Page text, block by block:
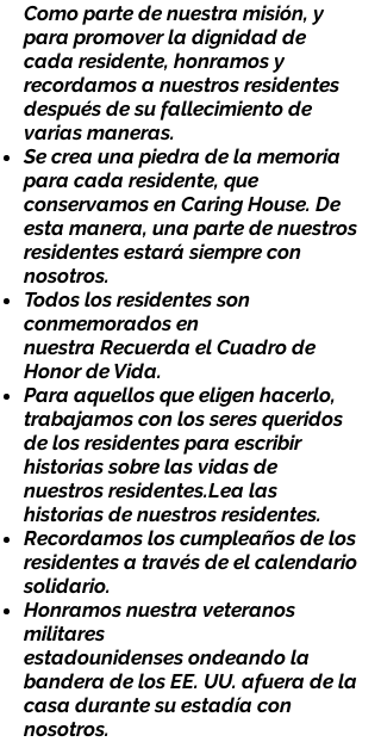
Como parte de nuestra misión, y
para promover la dignidad de
cada residente, honramos y
recordamos a nuestros residentes
después de su fallecimiento de
varias maneras.
Se crea una piedra de la memoria
para cada residente, que
conservamos en Caring House. De
esta manera, una parte de nuestros
residentes estará siempre con
nosotros.
Todos los residentes son
conmemorados en
nuestra Recuerda el Cuadro de
Honor de Vida.
Para aquellos que eligen hacerlo,
trabajamos con los seres queridos
de los residentes para escribir
historias sobre las vidas de
nuestros residentes.Lea las
historias de nuestros residentes.
Recordamos los cumpleaños de los
residentes a través de el calendario
solidario.
Honramos nuestra veteranos
militares
estadounidenses ondeando la
bandera de los EE. UU. afuera de la
casa durante su estadía con
nosotros.